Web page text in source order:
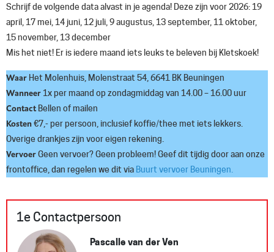
Schrijf de volgende data alvast in je agenda! Deze zijn voor 2026: 19
april, 17 mei, 14 juni, 12 juli, 9 augustus, 13 september, 11 oktober,
15 november, 13 december
Mis het niet! Er is iedere maand iets leuks te beleven bij Kletskoek!
Waar Het Molenhuis, Molenstraat 54, 6641 BK Beuningen
Wanneer 1x per maand op zondagmiddag van 14.00 – 16.00 uur
ContactBellen of mailen
Kosten€7,- per persoon, inclusief koffie/thee met iets lekkers.
Overige drankjes zijn voor eigen rekening.
VervoerGeen vervoer? Geen probleem! Geef dit tijdig door aan onze
frontoffice, dan regelen we dit via Buurt vervoer Beuningen.
1e Contactpersoon
Pascalle van der Ven